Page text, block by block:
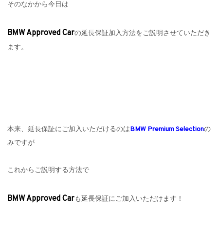
そのなかから今日は
BMW Approved Carの延長保証加入方法をご説明させていただき
ます。
本来、延長保証にご加入いただけるのはBMW Premium Selectionの
みですが
これからご説明する方法で
BMW Approved Carも延長保証にご加入いただけます！